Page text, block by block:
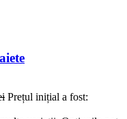
Prețul inițial a fost: